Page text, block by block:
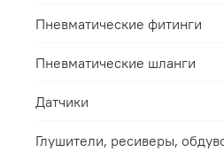
Пневматические фитинги
Пневматические шланги
Датчики
Глушители, ресиверы,